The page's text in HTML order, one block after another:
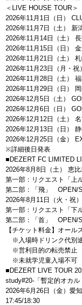
＜LIVE HOUSE TOUR＞
2026年11月1日（日）
2026年11月7日（土） 新
2026年11月14日（土）
2026年11月15日（日） 金
2026年11月21日（土）
2026年11月23日（月・祝
2026年11月28日（土）
2026年11月29日（日）
2026年12月5日（土）
2026年12月6日（日）
2026年12月12日（土）
2026年12月13日（日）
2026年12月25日（金）
※詳細後日発表
■DEZERT FC LIMITED
2026年8月8日（土） 恵
第一部：リクエスト「上
第二部：「飛」 OPEN/
2026年8月11日（火・祝
第一部：リクエスト「下
第二部：「首」 OPEN/
【チケット料金】オー
※入場時ドリンク代別
※営利目的の転売禁止
※未就学児童入場不可
■DEZERT LIVE TOUR
study#20-「暫定的オカ
2026年6月26日（金）愛
17:45/18:30